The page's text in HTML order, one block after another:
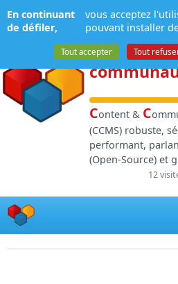
NPDS:
contenu
Content & C
(CCMS) robuste,
performant,
(Open-Source) et
12
Panneau de gestion des cookies
En continuant
de défiler,
vous acceptez
pouvant installer
Tout accepter Tout